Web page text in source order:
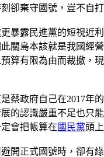
刻卻棄守國號，豈不自
暴露民進黨的短視近
關島本該就是我國經
算有限為由而裁撤，
蔡政府自己在2017年
的認識嚴重不足也只
會把帳算在 國民黨頭上
開正式國號時，卻有